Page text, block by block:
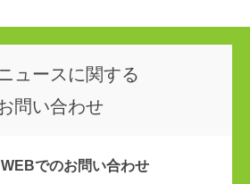
ュースに関する
問い合わせ
WEBでのお問い合わせ